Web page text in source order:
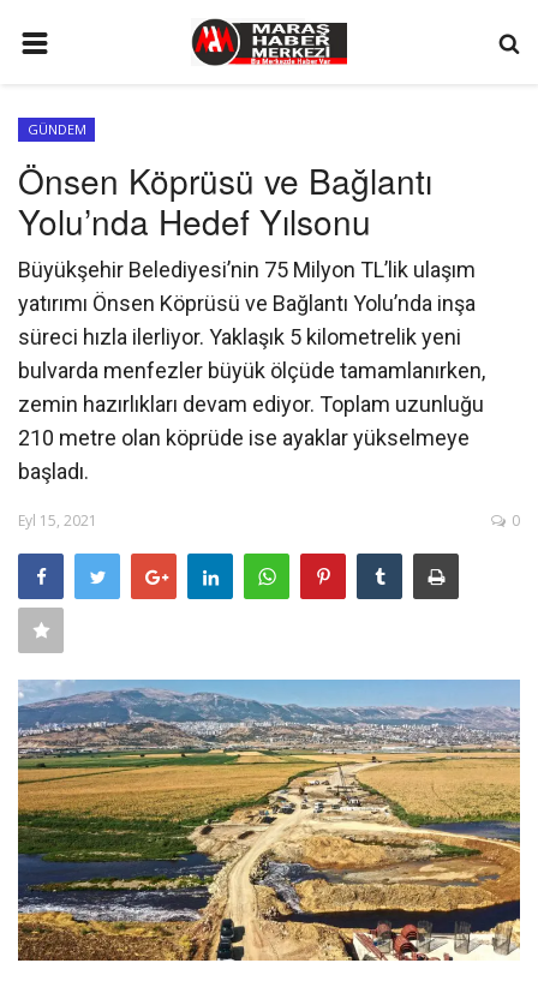
GÜNDEM
SİYASET
EKONOMİ
EĞİTİM
SPOR
İLETİŞİM
FOTO GALERİ
KÜLTÜR SANAT
SAĞLIK
FİRMA HABER
OTURUM AÇ
KAYIT
GÜNDEM
Önsen Köprüsü ve Bağlantı
Yolu’nda Hedef Yılsonu
Büyükşehir Belediyesi’nin 75 Milyon TL’lik ulaşım
yatırımı Önsen Köprüsü ve Bağlantı Yolu’nda inşa
süreci hızla ilerliyor. Yaklaşık 5 kilometrelik yeni
bulvarda menfezler büyük ölçüde tamamlanırken,
zemin hazırlıkları devam ediyor. Toplam uzunluğu
210 metre olan köprüde ise ayaklar yükselmeye
başladı.
Eyl 15, 2021 0